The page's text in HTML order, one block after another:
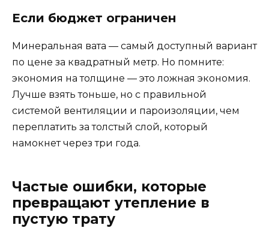
Если бюджет ограничен
Минеральная вата — самый доступный вариант
по цене за квадратный метр. Но помните:
экономия на толщине — это ложная экономия.
Лучше взять тоньше, но с правильной
системой вентиляции и пароизоляции, чем
переплатить за толстый слой, который
намокнет через три года.
Частые ошибки, которые
превращают утепление в
пустую трату